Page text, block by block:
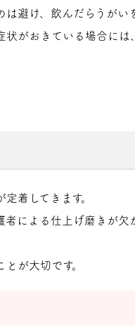
避け、飲んだらうがい
がおきている場合に
着してきます。
者による仕上げ磨きが
が大切です。